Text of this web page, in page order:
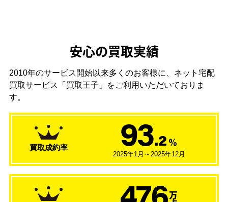
安心の買取実績
2010年のサービス開始以来多くのお客様に、 ネット宅配
買取サービス「買取王子」をご利用いただいておりま
す。
買取成約率 93.2 ％
2025年1月～2025年12月
万